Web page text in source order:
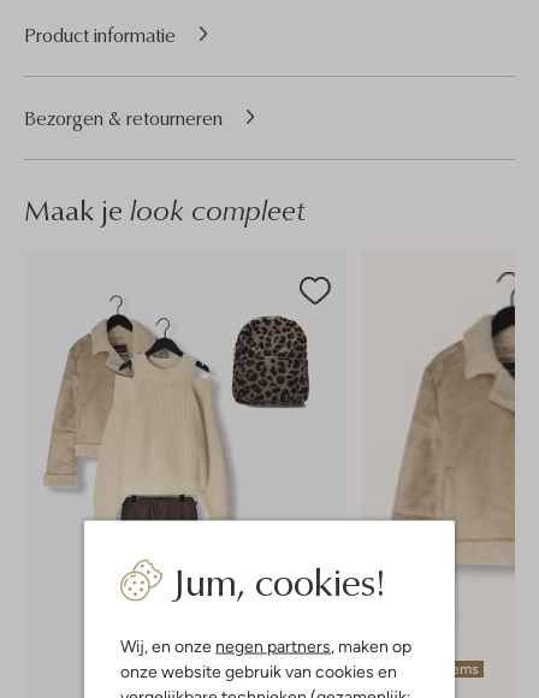
Jum, cookies!
Wij, en onze negen partners , maken op
onze website gebruik van cookies en
Product informatie
Bezorgen & retourneren
Maak je look compleet
Laatste items